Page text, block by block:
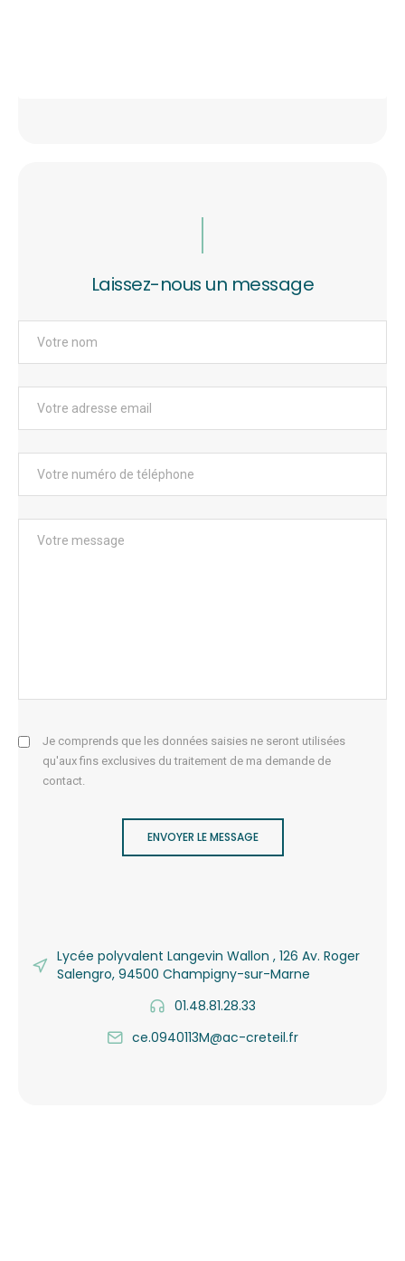
Laissez-nous un message
Je comprends que les données saisies ne seront utilisées
qu'aux fins exclusives du traitement de ma demande de
contact.
ENVOYER LE MESSAGE
Lycée polyvalent Langevin Wallon , 126 Av. Roger
Salengro, 94500 Champigny-sur-Marne
01.48.81.28.33
ce.0940113M@ac-creteil.fr